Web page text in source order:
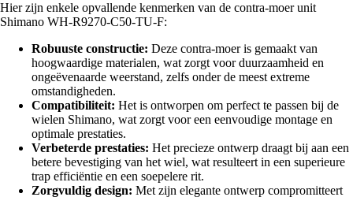
Hier zijn enkele opvallende kenmerken van de contra-moer unit
Shimano WH-R9270-C50-TU-F:
Robuuste constructie: Deze contra-moer is gemaakt van
hoogwaardige materialen, wat zorgt voor duurzaamheid en
ongeëvenaarde weerstand, zelfs onder de meest extreme
omstandigheden.
Compatibiliteit: Het is ontworpen om perfect te passen bij de
wielen Shimano, wat zorgt voor een eenvoudige montage en
optimale prestaties.
Verbeterde prestaties: Het precieze ontwerp draagt bij aan een
betere bevestiging van het wiel, wat resulteert in een superieure
trap efficiëntie en een soepelere rit.
Zorgvuldig design: Met zijn elegante ontwerp compromitteert